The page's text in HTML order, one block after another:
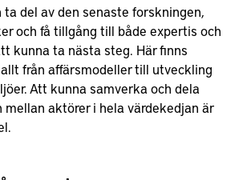
del av den senaste forskningen,
och få tillgång till både expertis och
kunna ta nästa steg. Här finns
från affärsmodeller till utveckling
Att kunna samverka och dela
mellan aktörer i hela värdekedjan är